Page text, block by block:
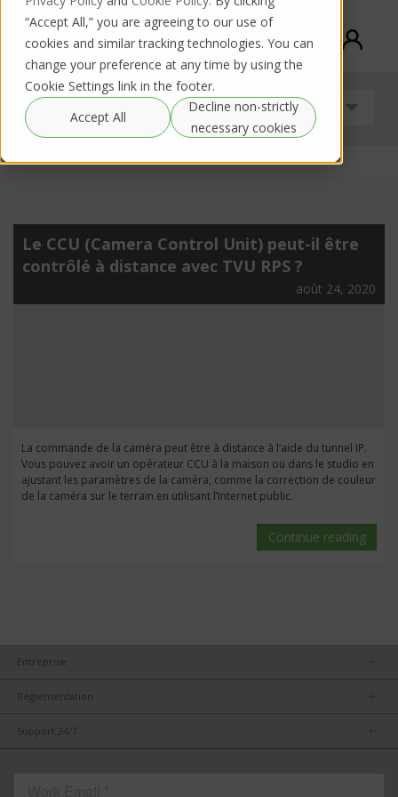
“Accept All,” you are agreeing to our use of
cookies and similar tracking technologies. You can
change your preference at any time by using the
Cookie Settings link in the footer.
Accept All
Decline non-strictly
necessary cookies
Guides
Le CCU (Camera Control Unit) peut-il être
contrôlé à distance avec TVU RPS ?
août 24, 2020
La commande de la caméra peut être à distance à l’aide du tunnel IP.
Vous pouvez avoir un opérateur CCU à la maison ou dans le studio en
ajustant les paramètres de la caméra, comme la correction de couleur
de la caméra sur le terrain en utilisant l’Internet public.
Continue reading
Entreprise
Réglementation
Support 24/7